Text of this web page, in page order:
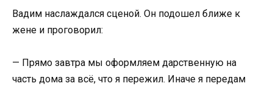
Вадим наслаждался сценой. Он подошел ближе к
жене и проговорил:
— Прямо завтра мы оформляем дарственную на
часть дома за всё, что я пережил. Иначе я передам